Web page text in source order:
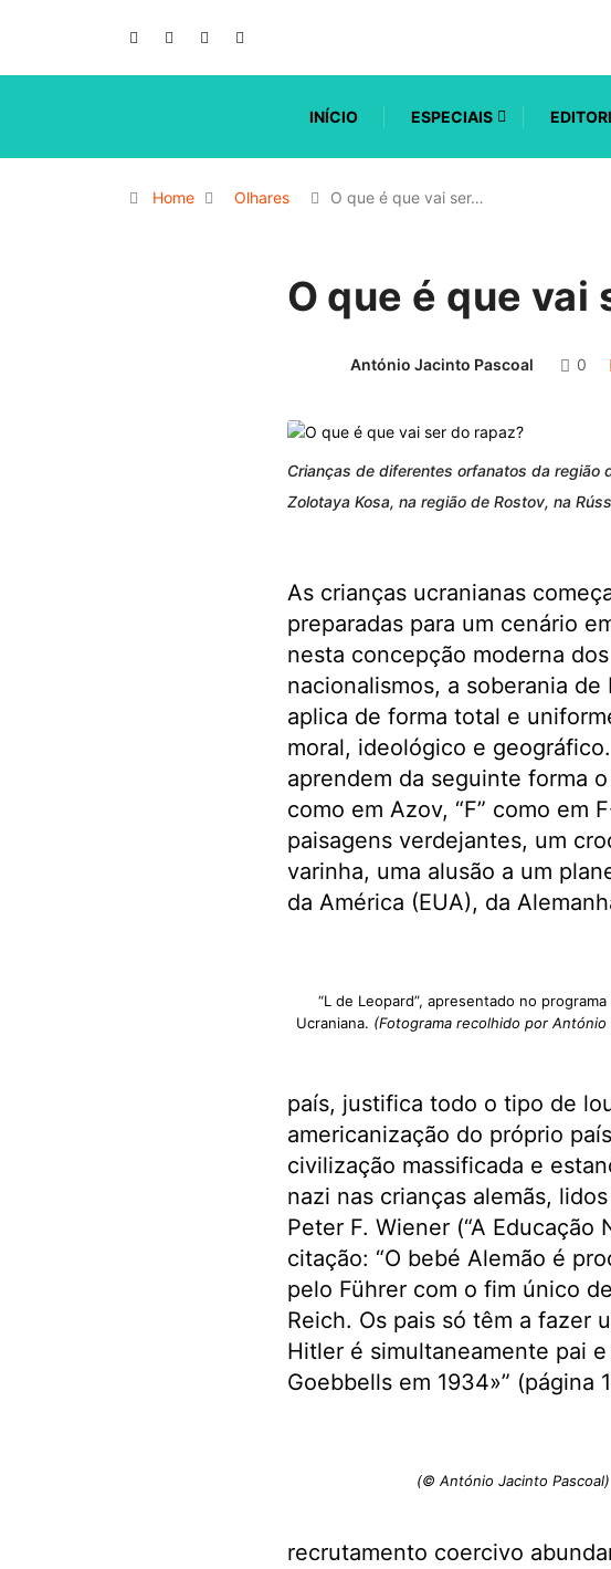
INÍCIO ESPECIAIS
Home Olhares O que é que vai ser…
O que é que vai
António Jacinto Pascoal 0
Crianças de diferentes orfanatos da região
Zolotaya Kosa, na região de Rostov, na
As crianças ucranianas
preparadas para um cenário
nesta concepção moderna dos
nacionalismos, a soberania de
aplica de forma total e
moral, ideológico e
aprendem da seguinte forma
como em Azov, “F” como em
paisagens verdejantes, um
varinha, uma alusão a um
da América (EUA), da
“L de Leopard”, apresentado no
Ucraniana. (Fotograma recolhido por António
país, justifica todo o tipo de
americanização do próprio
civilização massificada e
nazi nas crianças alemãs,
Peter F. Wiener (“A
citação: “O bebé Alemão é
pelo Führer com o fim único
Reich. Os pais só têm a fazer
Hitler é simultaneamente pai
Goebbells em 1934»” (página
(© António Jacinto Pascoal)
recrutamento coercivo